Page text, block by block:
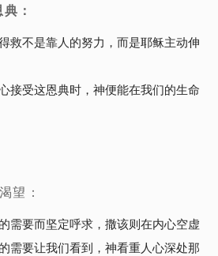
：
救不是靠人的努力，而是耶稣主动伸
接受这恩典时，神便能在我们的生命
望：
需要而坚定呼求，撒该则在内心空虚
需要让我们看到，神看重人心深处那